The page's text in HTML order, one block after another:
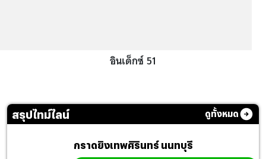
อินเด็กซ์ 51
สรุปไทม์ไลน์ ดูทั้งหมด
กราดยิงเทพศิรินทร์ นนทบุรี